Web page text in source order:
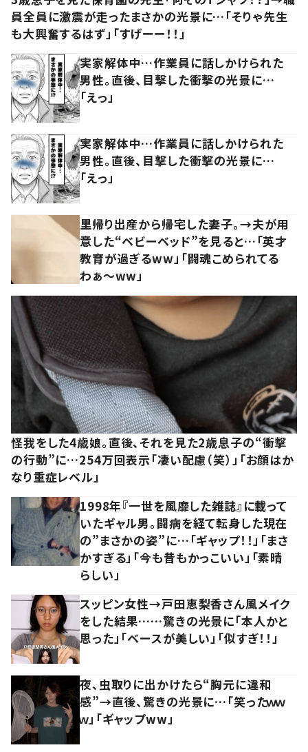
員全員に激震が走ったまさかの光景に…「そりゃ先生
も大興奮するはず」「すげーー！！」
実家解体中…作業員に話しかけられた
男性。直後、目撃した衝撃の光景に…
「えっ」
実家解体中…作業員に話しかけられた
男性。直後、目撃した衝撃の光景に…
「えっ」
里帰り出産から帰宅した妻子。→夫が用
意した“ベビーベッド”を見ると…「英才
教育が過ぎるww」「闘魂こめられてる
わぁ～ww」
怪我をした4歳娘。直後、それを見た2歳息子の“衝撃
の行動”に…254万回表示「凄い配慮（笑）」「お顔はか
なり重症レベル」
1998年『一世を風靡した雑誌』に載って
いたギャル男。闘病を経て転身した現在
の”まさかの姿”に…「ギャップ！！」「まさ
かすぎる」「今も昔もかっこいい」「素晴
らしい」
スッピン女性→戸田恵梨香さん風メイク
をした結果……驚きの光景に「本人かと
思った」「ベースが美しい」「似すぎ！！」
夜、虫取りに出かけたら“胸元に違和
感”→直後、驚きの光景に…「笑ったｗｗ
ｗ」「ギャップww」